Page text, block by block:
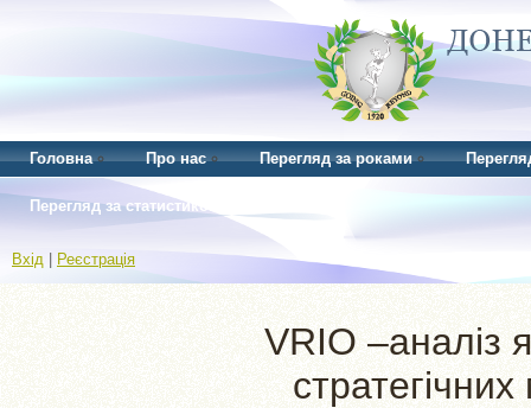
Головна Про нас Перегляд за роками
Перегляд за статистикою
Вхід Реєстрація
VRIO –аналіз